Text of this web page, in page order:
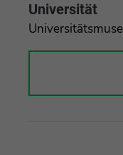
Universität